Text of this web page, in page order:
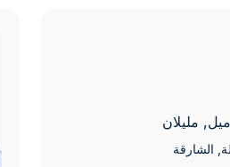
مليلان
, الشارقة